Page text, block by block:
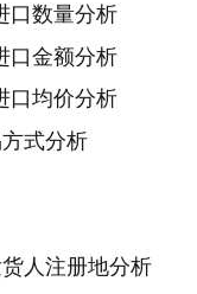
口数量分析
口金额分析
口均价分析
式分析
人注册地分析